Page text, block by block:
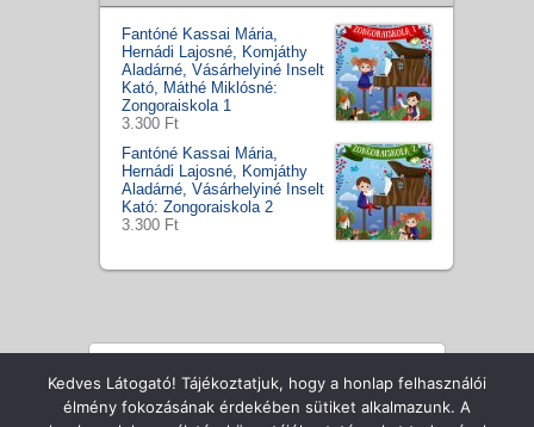
Fantóné Kassai Mária,
Hernádi Lajosné, Komjáthy
Aladárné, Vásárhelyiné Inselt
Kató, Máthé Miklósné:
Zongoraiskola 1
3.300 Ft
Fantóné Kassai Mária,
Hernádi Lajosné, Komjáthy
Aladárné, Vásárhelyiné Inselt
Kató: Zongoraiskola 2
3.300 Ft
Copyright © Zenecentrum Kft., All Rights Reserved
Kedves Látogató! Tájékoztatjuk, hogy a honlap felhasználói
élmény fokozásának érdekében sütiket alkalmazunk. A